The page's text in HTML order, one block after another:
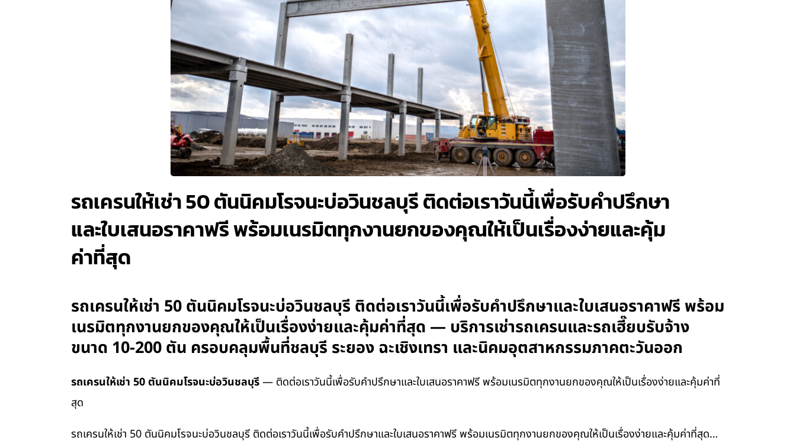
รถเครนให้เช่า 50 ตันนิคมโรจนะบ่อวินชลบุรี ติดต่อเราวันนี้เพื่อรับคำปรึกษา
และใบเสนอราคาฟรี พร้อมเนรมิตทุกงานยกของคุณให้เป็นเรื่องง่ายและคุ้ม
ค่าที่สุด
รถเครนให้เช่า 50 ตันนิคมโรจนะบ่อวินชลบุรี ติดต่อเราวันนี้เพื่อรับคำปรึกษาและใบเสนอราคาฟรี พร้อม
เนรมิตทุกงานยกของคุณให้เป็นเรื่องง่ายและคุ้มค่าที่สุด — บริการเช่ารถเครนและรถเฮี๊ยบรับจ้าง
ขนาด 10-200 ตัน ครอบคลุมพื้นที่ชลบุรี ระยอง ฉะเชิงเทรา และนิคมอุตสาหกรรมภาคตะวันออก
รถเครนให้เช่า 50 ตันนิคมโรจนะบ่อวินชลบุรี— ติดต่อเราวันนี้เพื่อรับคำปรึกษาและใบเสนอราคาฟรี พร้อมเนรมิตทุกงานยกของคุณให้เป็นเรื่องง่ายและคุ้มค่าที่
สุด
รถเครนให้เช่า 50 ตันนิคมโรจนะบ่อวินชลบุรี ติดต่อเราวันนี้เพื่อรับคำปรึกษาและใบเสนอราคาฟรี พร้อมเนรมิตทุกงานยกของคุณให้เป็นเรื่องง่ายและคุ้มค่าที่สุด…